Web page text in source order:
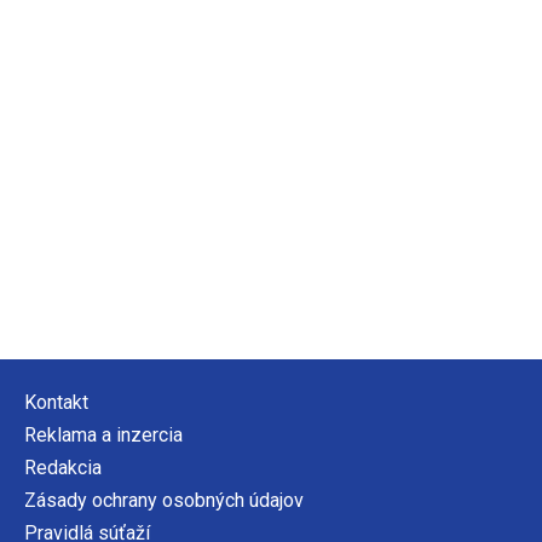
Kontakt
Reklama a inzercia
Redakcia
Zásady ochrany osobných údajov
Pravidlá súťaží